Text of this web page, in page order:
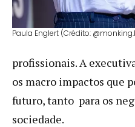
Paula Englert (Crédito:
profissionais. A
os macro impactos que
futuro, tanto para os
sociedade.